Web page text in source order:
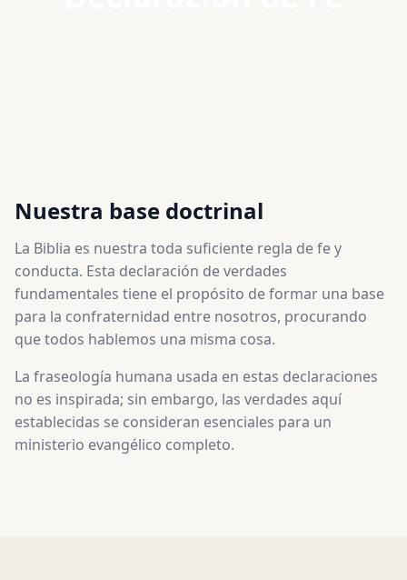
Nuestra base doctrinal
La Biblia es nuestra toda suficiente regla de fe y
conducta. Esta declaración de verdades
fundamentales tiene el propósito de formar una base
para la confraternidad entre nosotros, procurando
que todos hablemos una misma cosa.
La fraseología humana usada en estas declaraciones
no es inspirada; sin embargo, las verdades aquí
establecidas se consideran esenciales para un
ministerio evangélico completo.